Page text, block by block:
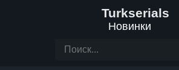
Turkserials
Новинки